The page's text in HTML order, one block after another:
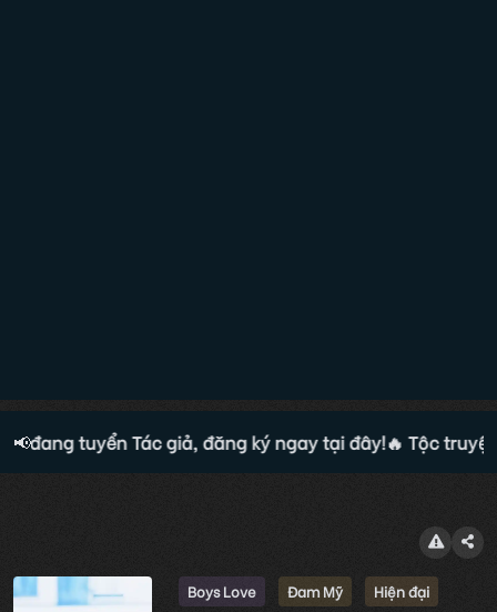
📢
đang tuyển Tác giả, đăng ký ngay tại đây!🔥 Tộc truyện
Boys Love Đam Mỹ Hiện đại